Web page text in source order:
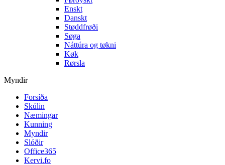
Enskt
Danskt
Støddfrøði
Søga
Náttúra og tøkni
Køk
Rørsla
Myndir
Forsíða
Skúlin
Næmingar
Kunning
Myndir
Slóðir
Office365
Kervi.fo